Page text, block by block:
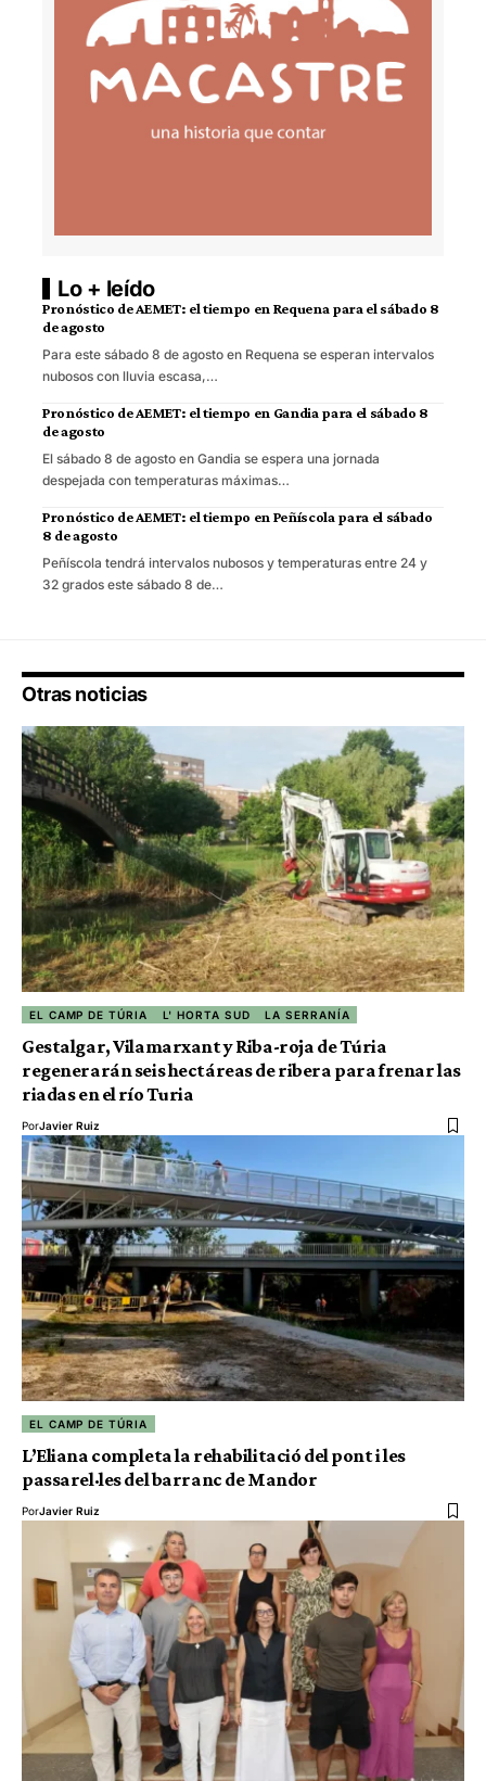
Lo + leído
Pronóstico de AEMET: el tiempo en Requena para el sábado 8
de agosto
Para este sábado 8 de agosto en Requena se esperan intervalos
nubosos con lluvia escasa,…
Pronóstico de AEMET: el tiempo en Gandia para el sábado 8
de agosto
El sábado 8 de agosto en Gandia se espera una jornada
despejada con temperaturas máximas…
Pronóstico de AEMET: el tiempo en Peñíscola para el sábado
8 de agosto
Peñíscola tendrá intervalos nubosos y temperaturas entre 24 y
32 grados este sábado 8 de…
Otras noticias
EL CAMP DE TÚRIA L' HORTA SUD LA SERRANÍA
Gestalgar, Vilamarxant y Riba-roja de Túria
regenerarán seis hectáreas de ribera para frenar las
riadas en el río Turia
PorJavier Ruiz
EL CAMP DE TÚRIA
L’Eliana completa la rehabilitació del pont i les
passarel·les del barranc de Mandor
PorJavier Ruiz